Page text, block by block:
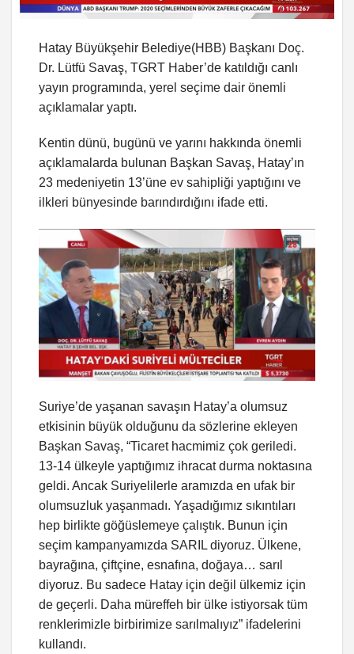
Hatay Büyükşehir Belediye(HBB) Başkanı Doç.
Dr. Lütfü Savaş, TGRT Haber’de katıldığı canlı
yayın programında, yerel seçime dair önemli
açıklamalar yaptı.
Kentin dünü, bugünü ve yarını hakkında önemli
açıklamalarda bulunan Başkan Savaş, Hatay’ın
23 medeniyetin 13’üne ev sahipliği yaptığını ve
ilkleri bünyesinde barındırdığını ifade etti.
Suriye’de yaşanan savaşın Hatay’a olumsuz
etkisinin büyük olduğunu da sözlerine ekleyen
Başkan Savaş, “Ticaret hacmimiz çok geriledi.
13-14 ülkeyle yaptığımız ihracat durma noktasına
geldi. Ancak Suriyelilerle aramızda en ufak bir
olumsuzluk yaşanmadı. Yaşadığımız sıkıntıları
hep birlikte göğüslemeye çalıştık. Bunun için
seçim kampanyamızda SARIL diyoruz. Ülkene,
bayrağına, çiftçine, esnafına, doğaya… sarıl
diyoruz. Bu sadece Hatay için değil ülkemiz için
de geçerli. Daha müreffeh bir ülke istiyorsak tüm
renklerimizle birbirimize sarılmalıyız” ifadelerini
kullandı.